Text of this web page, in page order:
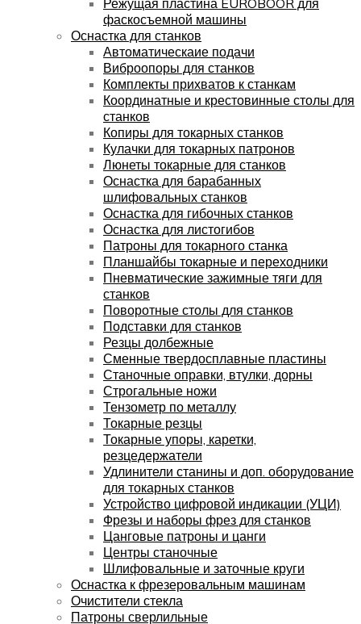
фаскосъемной машины
Оснастка для станков
Автоматическаие подачи
Виброопоры для станков
Комплекты прихватов к станкам
Координатные и крестовинные столы для
станков
Копиры для токарных станков
Кулачки для токарных патронов
Люнеты токарные для станков
Оснастка для барабанных
шлифовальных станков
Оснастка для гибочных станков
Оснастка для листогибов
Патроны для токарного станка
Планшайбы токарные и переходники
Пневматические зажимные тяги для
станков
Поворотные столы для станков
Подставки для станков
Резцы долбежные
Сменные твердосплавные пластины
Станочные оправки, втулки, дорны
Строгальные ножи
Тензометр по металлу
Токарные резцы
Токарные упоры, каретки,
резцедержатели
Удлинители станины и доп. оборудование
для токарных станков
Устройство цифровой индикации (УЦИ)
Фрезы и наборы фрез для станков
Цанговые патроны и цанги
Центры станочные
Шлифовальные и заточные круги
Оснастка к фрезеровальным машинам
Очистители стекла
Патроны сверлильные